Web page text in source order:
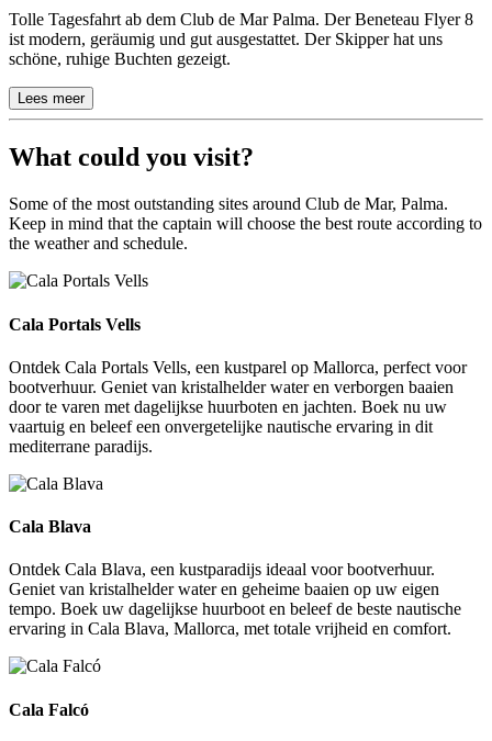
Tolle Tagesfahrt ab dem Club de Mar Palma. Der Beneteau Flyer 8
ist modern, geräumig und gut ausgestattet. Der Skipper hat uns
schöne, ruhige Buchten gezeigt.
Lees meer
What could you visit?
Some of the most outstanding sites around Club de Mar, Palma.
Keep in mind that the captain will choose the best route according to
the weather and schedule.
Cala Portals Vells
Cala Portals Vells
Ontdek Cala Portals Vells, een kustparel op Mallorca, perfect voor
bootverhuur. Geniet van kristalhelder water en verborgen baaien
door te varen met dagelijkse huurboten en jachten. Boek nu uw
vaartuig en beleef een onvergetelijke nautische ervaring in dit
mediterrane paradijs.
Cala Blava
Cala Blava
Ontdek Cala Blava, een kustparadijs ideaal voor bootverhuur.
Geniet van kristalhelder water en geheime baaien op uw eigen
tempo. Boek uw dagelijkse huurboot en beleef de beste nautische
ervaring in Cala Blava, Mallorca, met totale vrijheid en comfort.
Cala Falcó
Cala Falcó